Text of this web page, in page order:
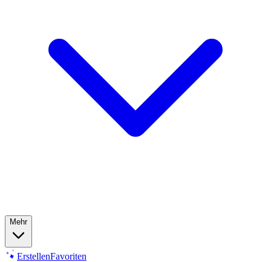
Mehr
ErstellenFavoriten